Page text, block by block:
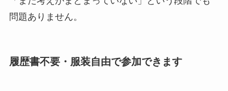
問題ありません。
履歴書不要・服装自由で参加できます